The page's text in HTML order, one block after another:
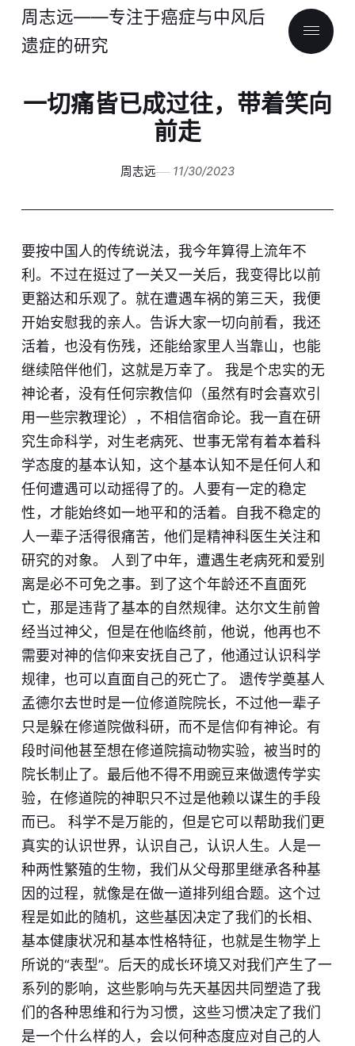
周志远——专注于癌症与中风后
遗症的研究
一切痛皆已成过往，带着笑向
前走
周志远 11/30/2023
要按中国人的传统说法，我今年算得上流年不
利。不过在挺过了一关又一关后，我变得比以前
更豁达和乐观了。就在遭遇车祸的第三天，我便
开始安慰我的亲人。告诉大家一切向前看，我还
活着，也没有伤残，还能给家里人当靠山，也能
继续陪伴他们，这就是万幸了。 我是个忠实的无
神论者，没有任何宗教信仰（虽然有时会喜欢引
用一些宗教理论），不相信宿命论。我一直在研
究生命科学，对生老病死、世事无常有着本着科
学态度的基本认知，这个基本认知不是任何人和
任何遭遇可以动摇得了的。人要有一定的稳定
性，才能始终如一地平和的活着。自我不稳定的
人一辈子活得很痛苦，他们是精神科医生关注和
研究的对象。 人到了中年，遭遇生老病死和爱别
离是必不可免之事。到了这个年龄还不直面死
亡，那是违背了基本的自然规律。达尔文生前曾
经当过神父，但是在他临终前，他说，他再也不
需要对神的信仰来安抚自己了，他通过认识科学
规律，也可以直面自己的死亡了。 遗传学奠基人
孟德尔去世时是一位修道院院长，不过他一辈子
只是躲在修道院做科研，而不是信仰有神论。有
段时间他甚至想在修道院搞动物实验，被当时的
院长制止了。最后他不得不用豌豆来做遗传学实
验，在修道院的神职只不过是他赖以谋生的手段
而已。 科学不是万能的，但是它可以帮助我们更
真实的认识世界，认识自己，认识人生。人是一
种两性繁殖的生物，我们从父母那里继承各种基
因的过程，就像是在做一道排列组合题。这个过
程是如此的随机，这些基因决定了我们的长相、
基本健康状况和基本性格特征，也就是生物学上
所说的“表型”。后天的成长环境又对我们产生了一
系列的影响，这些影响与先天基因共同塑造了我
们的各种思维和行为习惯，这些习惯决定了我们
是一个什么样的人，会以何种态度应对自己的人